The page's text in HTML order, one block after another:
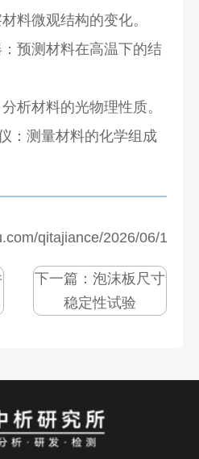
料微观结构的变化。
预测材料在高温下的结
析材料的光物理性质。
：测量材料的化学组成
qitajiance/2026/06/
下一篇：泡沫板尺寸
稳定性试验